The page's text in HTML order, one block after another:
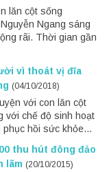
lăn cột sống
Ngang sáng
rãi. Thời gian gần
vì thoát vị đĩa
(04/10/2018)
với con lăn cột
với chế độ sinh hoạt
hồi sức khỏe...
thu hút đông đảo
lãm (20/10/2015)